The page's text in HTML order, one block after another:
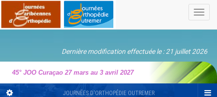
Dernière modification effectuée le : 21 juillet 2026
45° JOO Curaçao 27 mars au 3 avril 2027
JOURNÉES D'ORTHOPÉDIE OUTREMER